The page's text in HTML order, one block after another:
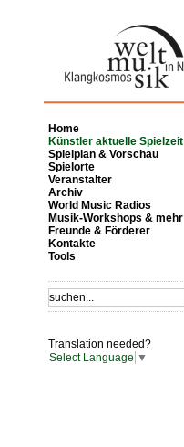
Home
Künstler aktuelle Spielzeit
Spielplan & Vorschau
Spielorte
Veranstalter
Archiv
World Music Radios
Musik-Workshops & mehr
Freunde & Förderer
Kontakte
Tools
Translation needed?
Select Language ▼